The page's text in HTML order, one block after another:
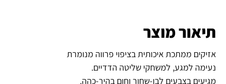
תיאור מוצר
אזיקים ממתכת איכותית בציפוי פרווה מנומרת
נעימה למגע, למשחקי שליטה הדדיים.
מגיעים בצבעים לבן-שחור וחום בהיר-כהה.